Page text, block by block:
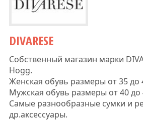
DIVARESE
Собственный магазин марки
Hogg.
Женская обувь размеры от 35 до
Мужская обувь размеры от 40 до
Самые разнообразные сумки и
др.аксессуары.